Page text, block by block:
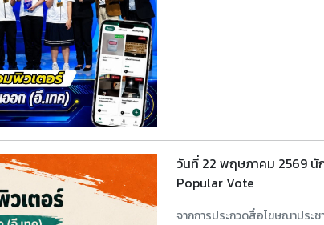
วันที่ 22 พฤษภาคม 2569 นั
Popular Vote
จากการประกวดสื่อโฆษณาประ